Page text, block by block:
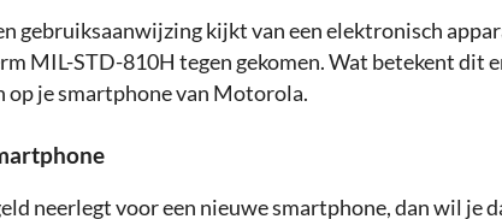
gebruiksaanwijzing kijkt van een elektronisch
MIL-STD-810H tegen gekomen. Wat betekent dit
op je smartphone van Motorola.
neerlegt voor een nieuwe smartphone, dan wil je